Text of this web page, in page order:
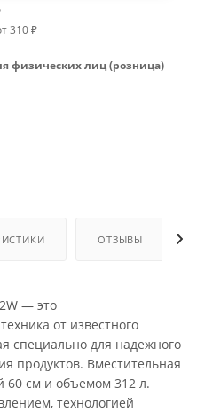
310 ₽
физических лиц (розница)
ОТЗЫВЫ
— это
от известного
специально для надежного
продуктов. Вместительная
60 см и объемом 312 л.
технологией